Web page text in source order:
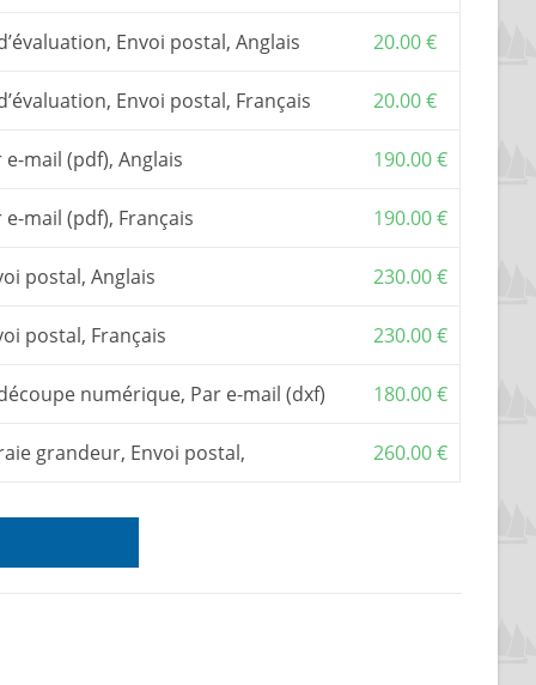
, s’adresser à l’un de mespartenaires
Envoi postal, Anglais 20.00€
Envoi postal, Français 20.00€
mail (pdf), Anglais 190.00€
mail (pdf), Français 190.00€
postal, Anglais 230.00€
postal, Français 230.00€
numérique, Par e-mail (dxf) 180.00€
grandeur, Envoi postal, 260.00€